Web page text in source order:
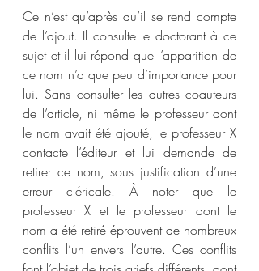
Ce n’est qu’après qu’il se rend compte
de l’ajout. Il consulte le doctorant à ce
sujet et il lui répond que l’apparition de
ce nom n’a que peu d’importance pour
lui. Sans consulter les autres coauteurs
de l’article, ni même le professeur dont
le nom avait été ajouté, le professeur X
contacte l’éditeur et lui demande de
retirer ce nom, sous justification d’une
erreur cléricale. À noter que le
professeur X et le professeur dont le
nom a été retiré éprouvent de nombreux
conflits l’un envers l’autre. Ces conflits